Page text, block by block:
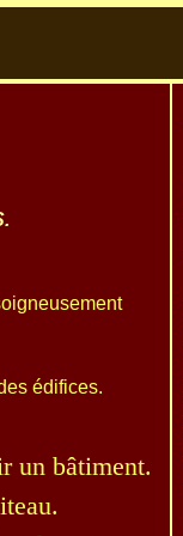
édifices.
un bâtiment.